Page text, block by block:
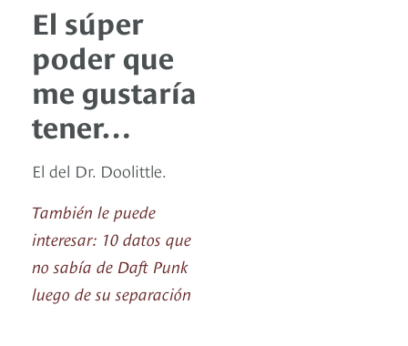
El súper
poder que
me gustaría
tener…
El del Dr. Doolittle.
También le puede
interesar: 10 datos que
no sabía de Daft Punk
luego de su separación